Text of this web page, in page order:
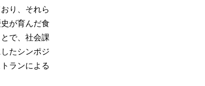
り、それら
が育んだ食
で、社会課
たシンポジ
ランによる